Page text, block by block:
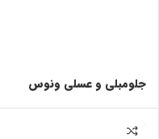
جلومبلی و عسلی ونوس